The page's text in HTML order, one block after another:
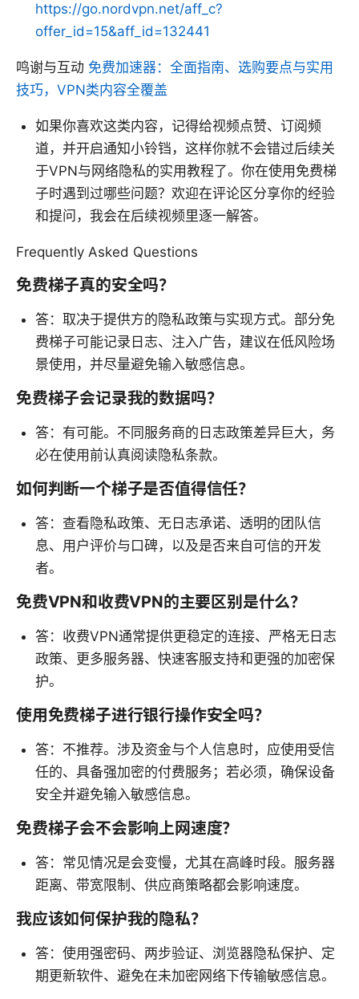
https://go.nordvpn.net/aff_c?
offer_id=15&aff_id=132441
鸣谢与互动 免费加速器：全面指南、选购要点与实用
技巧，VPN类内容全覆盖
如果你喜欢这类内容，记得给视频点赞、订阅频
道，并开启通知小铃铛，这样你就不会错过后续关
于VPN与网络隐私的实用教程了。你在使用免费梯
子时遇到过哪些问题？欢迎在评论区分享你的经验
和提问，我会在后续视频里逐一解答。
Frequently Asked Questions
免费梯子真的安全吗？
答：取决于提供方的隐私政策与实现方式。部分免
费梯子可能记录日志、注入广告，建议在低风险场
景使用，并尽量避免输入敏感信息。
免费梯子会记录我的数据吗？
答：有可能。不同服务商的日志政策差异巨大，务
必在使用前认真阅读隐私条款。
如何判断一个梯子是否值得信任？
答：查看隐私政策、无日志承诺、透明的团队信
息、用户评价与口碑，以及是否来自可信的开发
者。
免费VPN和收费VPN的主要区别是什么？
答：收费VPN通常提供更稳定的连接、严格无日志
政策、更多服务器、快速客服支持和更强的加密保
护。
使用免费梯子进行银行操作安全吗？
答：不推荐。涉及资金与个人信息时，应使用受信
任的、具备强加密的付费服务；若必须，确保设备
安全并避免输入敏感信息。
免费梯子会不会影响上网速度？
答：常见情况是会变慢，尤其在高峰时段。服务器
距离、带宽限制、供应商策略都会影响速度。
我应该如何保护我的隐私？
答：使用强密码、两步验证、浏览器隐私保护、定
期更新软件、避免在未加密网络下传输敏感信息。